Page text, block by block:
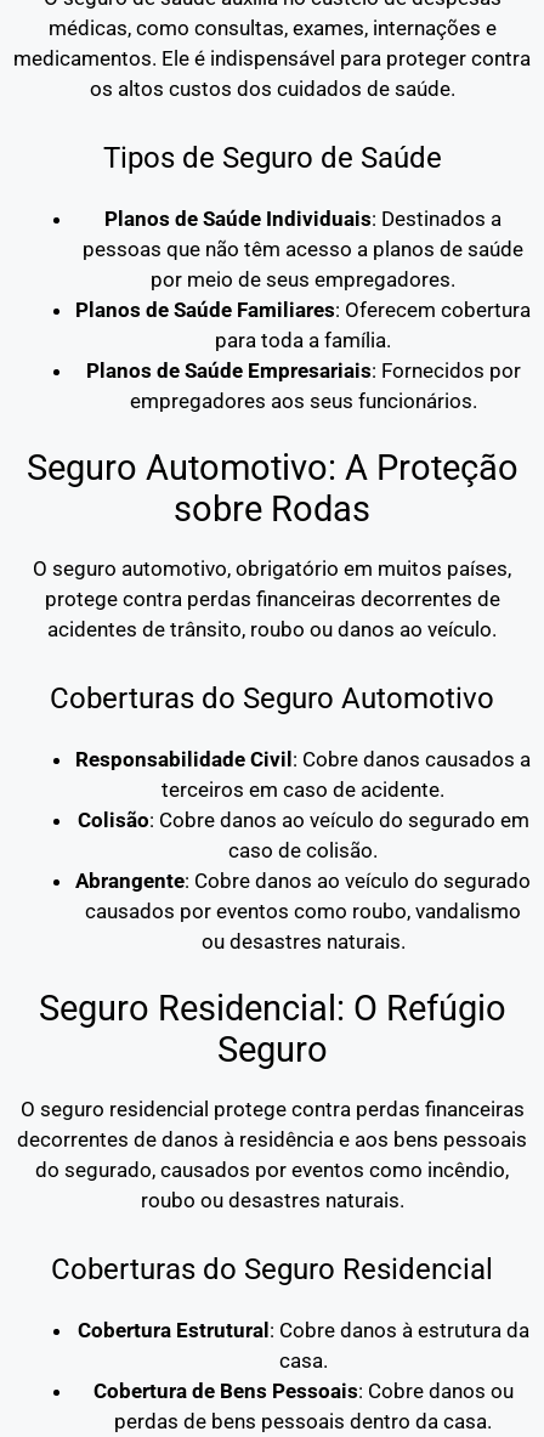
médicas, como consultas, exames, internações e
medicamentos. Ele é indispensável para proteger contra
os altos custos dos cuidados de saúde.
Tipos de Seguro de Saúde
Planos de Saúde Individuais: Destinados a
pessoas que não têm acesso a planos de saúde
por meio de seus empregadores.
Planos de Saúde Familiares: Oferecem cobertura
para toda a família.
Planos de Saúde Empresariais: Fornecidos por
empregadores aos seus funcionários.
Seguro Automotivo: A Proteção
sobre Rodas
O seguro automotivo, obrigatório em muitos países,
protege contra perdas financeiras decorrentes de
acidentes de trânsito, roubo ou danos ao veículo.
Coberturas do Seguro Automotivo
Responsabilidade Civil: Cobre danos causados a
terceiros em caso de acidente.
Colisão: Cobre danos ao veículo do segurado em
caso de colisão.
Abrangente: Cobre danos ao veículo do segurado
causados por eventos como roubo, vandalismo
ou desastres naturais.
Seguro Residencial: O Refúgio
Seguro
O seguro residencial protege contra perdas financeiras
decorrentes de danos à residência e aos bens pessoais
do segurado, causados por eventos como incêndio,
roubo ou desastres naturais.
Coberturas do Seguro Residencial
Cobertura Estrutural: Cobre danos à estrutura da
casa.
Cobertura de Bens Pessoais: Cobre danos ou
perdas de bens pessoais dentro da casa.